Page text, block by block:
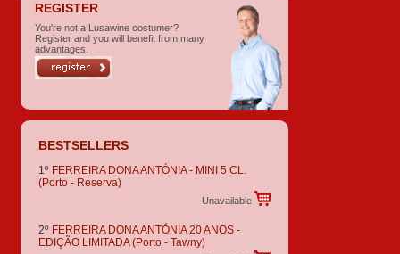
REGISTER
You're not a Lusawine costumer?
Register and you will benefit from many
advantages.
BESTSELLERS
1º FERREIRA DONA ANTÓNIA - MINI 5 CL.
(Porto - Reserva)
Unavailable
2º FERREIRA DONA ANTÓNIA 20 ANOS -
EDIÇÃO LIMITADA(Porto - Tawny)